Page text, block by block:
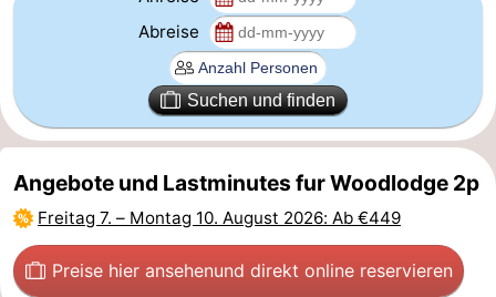
Wandern
-
Reiten
-
Golfplatze
-
Surfen
-
Abreise
Suchen und finden
Angebote und Lastminutes fur Woodlodge 2p
Freitag 7. – Montag 10. August 2026: Ab €449
Preise hier ansehenund direkt online reservieren